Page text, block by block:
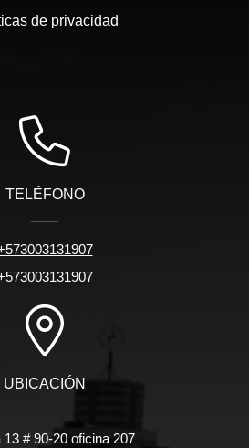
de privacidad
TELÉFONO
UBICACIÓN
13 # 90-20 oficina 207